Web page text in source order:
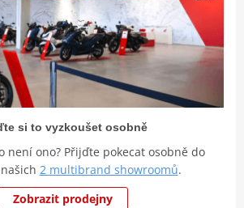
si to vyzkoušet osobně
není ono? Přijďte pokecat osobně do
2 multibrand showroomů.
Zobrazit prodejny